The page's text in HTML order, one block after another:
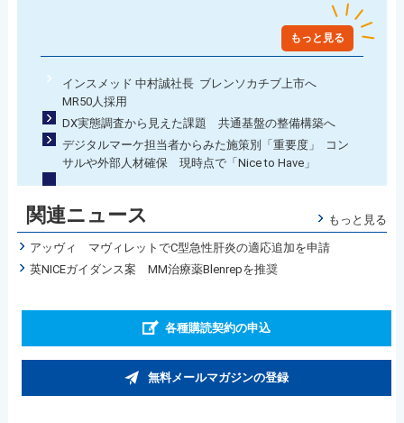
もっと見る
インスメッド 中村誠社長 ブレンソカチブ上市へ
MR50人採用
DX実態調査から見えた課題 共通基盤の整備構築へ
デジタルマーケ担当者からみた施策別「重要度」 コン
サルや外部人材確保 現時点で「Nice to Have」
関連ニュース もっと見る
アッヴィ マヴィレットでC型急性肝炎の適応追加を申請
英NICEガイダンス案 MM治療薬Blenrepを推奨
各種購読契約の申込
無料メールマガジンの登録